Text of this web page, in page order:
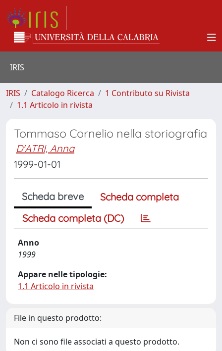
IRIS
IRIS Catalogo Ricerca
1 Contributo su Rivista
1.1 Articolo in rivista
Tommaso Cornelio nella storiografia
D'ATRI, Anna
1999-01-01
Scheda breve
Scheda completa
Scheda completa (DC)
Anno
1999
Appare nelle tipologie:
1.1 Articolo in rivista
File in questo prodotto:
Non ci sono file associati a questo prodotto.